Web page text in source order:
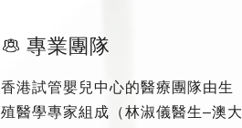
專業團隊
香港試管嬰兒中心的醫療團隊由生
殖醫學專家組成（林淑儀醫生–澳大